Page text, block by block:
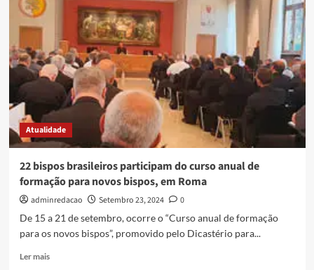
Atualidade
22 bispos brasileiros participam do curso anual de
formação para novos bispos, em Roma
adminredacao Setembro 23, 2024
0
De 15 a 21 de setembro, ocorre o “Curso anual de formação
para os novos bispos”, promovido pelo Dicastério para...
Ler mais